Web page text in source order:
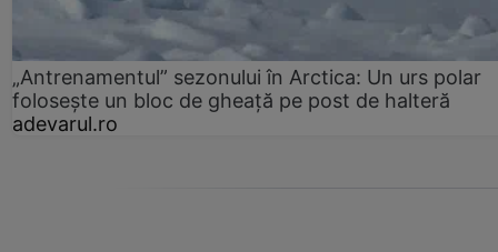
„Antrenamentul” sezonului în Arctica: Un urs polar
folosește un bloc de gheață pe post de halteră
adevarul.ro